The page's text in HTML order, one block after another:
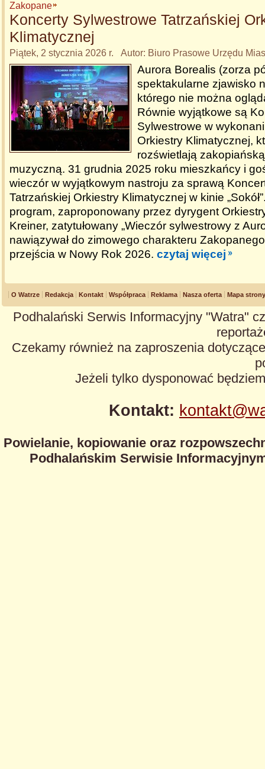
Zakopane
Koncerty Sylwestrowe Tatrzańskiej
Klimatycznej
Piątek, 2 stycznia 2026 r. Autor: Biuro Prasowe Urzędu
Aurora Borealis (zorza
spektakularne zjawisko
którego nie można
Równie wyjątkowe są
Sylwestrowe w
Orkiestry Klimatycznej,
rozświetlają
muzyczną. 31 grudnia 2025 roku mieszkańcy i
wieczór w wyjątkowym nastroju za sprawą
Tatrzańskiej Orkiestry Klimatycznej w kinie
program, zaproponowany przez dyrygent
Kreiner, zatytułowany „Wieczór sylwestrowy z
nawiązywał do zimowego charakteru
przejścia w Nowy Rok 2026. czytaj więcej
O Watrze Redakcja Kontakt Współpraca Reklama Nasza oferta Mapa strony
Podhalański Serwis Informacyjny "Watra"
Czekamy również na zaproszenia
Jeżeli tylko dysponować
Kontakt:
Powielanie, kopiowanie oraz
Podhalańskim Serwisie